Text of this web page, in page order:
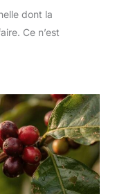
dont la
Ce n’est